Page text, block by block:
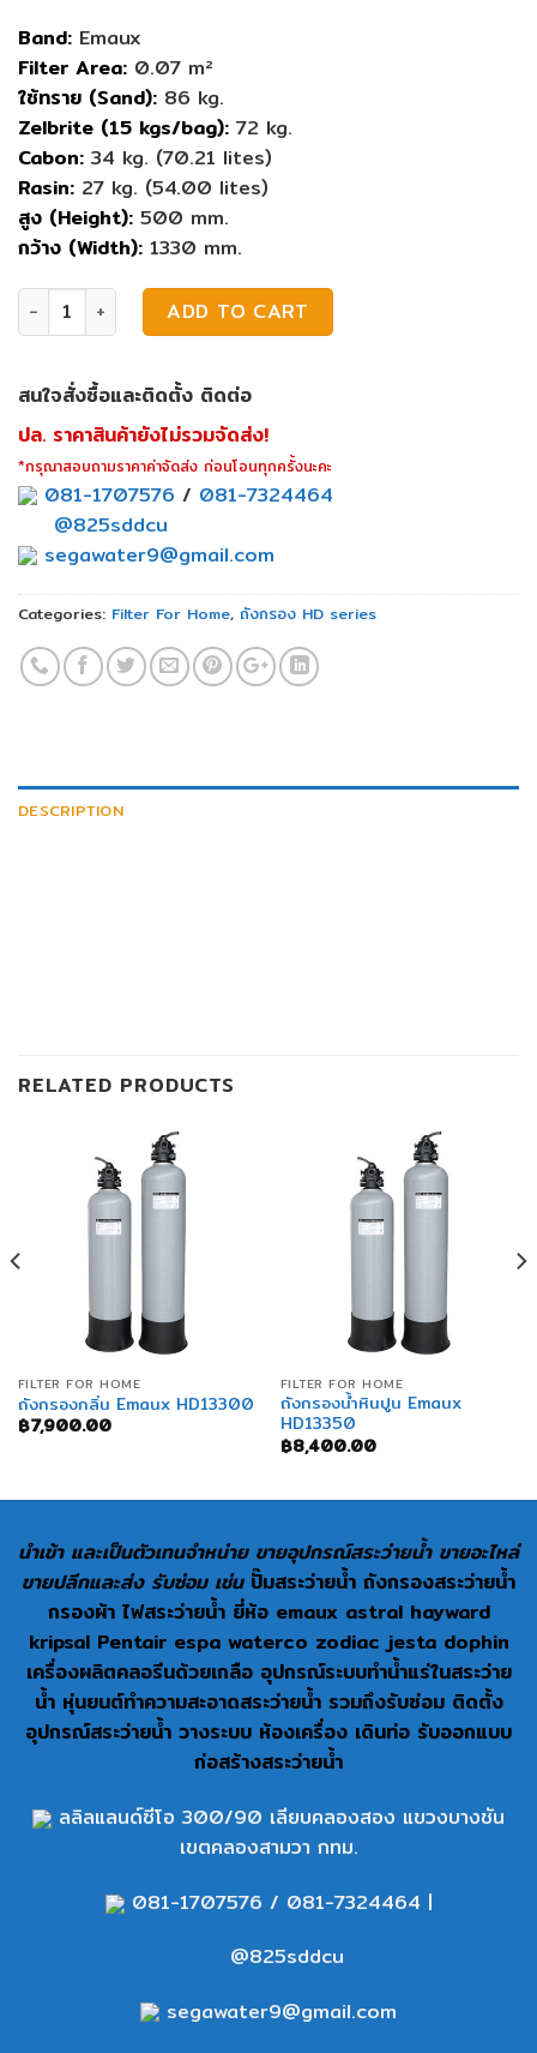
Band: Emaux
Filter Area: 0.07 m²
ใช้ทราย (Sand): 86 kg.
Zelbrite (15 kgs/bag): 72 kg.
Cabon: 34 kg. (70.21 lites)
Rasin: 27 kg. (54.00 lites)
สูง (Height): 500 mm.
กว้าง (Width): 1330 mm.
ถังกรองน้ำหินปูน Emaux HD15300 quantity
ADD TO CART
สนใจสั่งซื้อและติดตั้ง ติดต่อ
ปล. ราคาสินค้ายังไม่รวมจัดส่ง!
*กรุณาสอบถามราคาค่าจัดส่ง ก่อนโอนทุกครั้งนะคะ
081-1707576 / 081-7324464
@825sddcu
segawater9@gmail.com
Categories: Filter For Home, ถังกรอง HD series
DESCRIPTION
RELATED PRODUCTS
FILTER FOR HOME
ถังกรองกลิ่น Emaux HD13300
฿7,900.00
FILTER FOR HOME
ถังกรองน้ำหินปูน Emaux
HD13350
฿8,400.00
นำเข้า และเป็นตัวเทนจำหน่าย ขายอุปกรณ์สระว่ายน้ำ ขายอะไหล่
ขายปลีกและส่ง รับซ่อม เช่น ปั๊มสระว่ายน้ำ ถังกรองสระว่ายน้ำ
กรองผ้า ไฟสระว่ายน้ำ ยี่ห้อ emaux astral hayward
kripsal Pentair espa waterco zodiac jesta dophin
เครื่องผลิตคลอรีนด้วยเกลือ อุปกรณ์ระบบทำน้ำแร่ในสระว่าย
น้ำ หุ่นยนต์ทำความสะอาดสระว่ายน้ำ รวมถึงรับซ่อม ติดตั้ง
อุปกรณ์สระว่ายน้ำ วางระบบ ห้องเครื่อง เดินท่อ รับออกแบบ
ก่อสร้างสระว่ายน้ำ
ลลิลแลนด์ซีโอ 300/90 เลียบคลองสอง แขวงบางชัน
เขตคลองสามวา กทม.
081-1707576 / 081-7324464 |
@825sddcu
segawater9@gmail.com